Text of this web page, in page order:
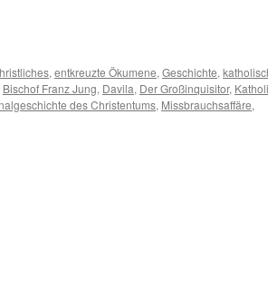
,entkreuzte Ökumene,Geschichte,
Bischof Franz Jung, Davila, Der Großinquisitor,
des Christentums, Missbrauchsaffäre,